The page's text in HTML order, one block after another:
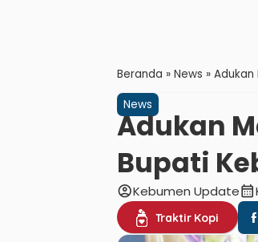
Beranda » News » Adukan
News
Adukan
Bupati
account_circleKebumen Updatecalendar_month
Traktir Kopi